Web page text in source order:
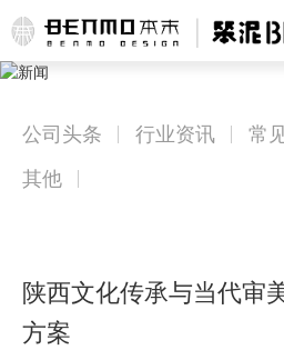
公司头条 行业资讯 常
其他
陕西文化传承与当代审
方案